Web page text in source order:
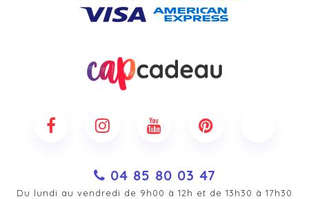
04 85 80 03 47
Du lundi au vendredi de 9h00 à 12h et de 13h30 à 17h30